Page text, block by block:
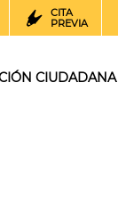
CITA
PREVIA
CIUDADANA